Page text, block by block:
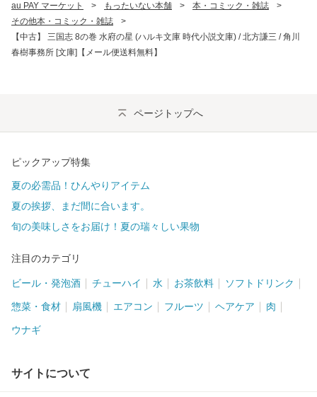
au PAY マーケット > もったいない本舗 > 本・コミック・雑誌
>
その他本・コミック・雑誌
>
【中古】 三国志 8の巻 水府の星 (ハルキ文庫 時代小説文庫) / 北方謙三 / 角川
春樹事務所 [文庫]【メール便送料無料】
ページトップへ
ピックアップ特集
夏の必需品！ひんやりアイテム
夏の挨拶、まだ間に合います。
旬の美味しさをお届け！夏の瑞々しい果物
注目のカテゴリ
ビール・発泡酒 チューハイ 水 お茶飲料 ソフトドリンク
惣菜・食材 扇風機 エアコン フルーツ ヘアケア 肉
ウナギ
サイトについて